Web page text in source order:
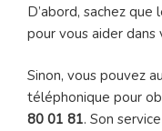
D’abord, sachez
pour vous aider dans
Sinon, vous pouvez
téléphonique pour
80 01 81. Son